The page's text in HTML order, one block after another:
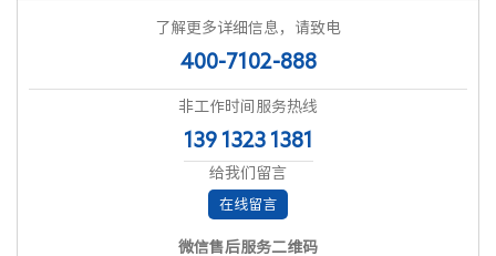
了解更多详细信息，请致电
400-7102-888
非工作时间服务热线
139 1323 1381
给我们留言
在线留言
微信售后服务二维码